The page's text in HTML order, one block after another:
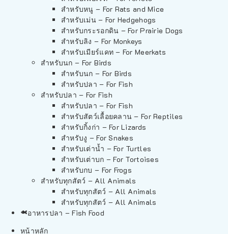
สำหรับหนู – For Rats and Mice
สำหรับเม่น – For Hedgehogs
สำหรับกระรอกดิน – For Prairie Dogs
สำหรับลิง – For Monkeys
สำหรับเมียร์แคท – For Meerkats
สำหรับนก – For Birds
สำหรับนก – For Birds
สำหรับปลา – For Fish
สำหรับปลา – For Fish
สำหรับปลา – For Fish
สำหรับสัตว์เลื้อยคลาน – For Reptiles
สำหรับกิ้งก่า – For Lizards
สำหรับงู – For Snakes
สำหรับเต่าน้ำ – For Turtles
สำหรับเต่าบก – For Tortoises
สำหรับกบ – For Frogs
สำหรับทุกสัตว์ – All Animals
สำหรับทุกสัตว์ – All Animals
สำหรับทุกสัตว์ – All Animals
อาหารปลา – Fish Food
หน้าหลัก